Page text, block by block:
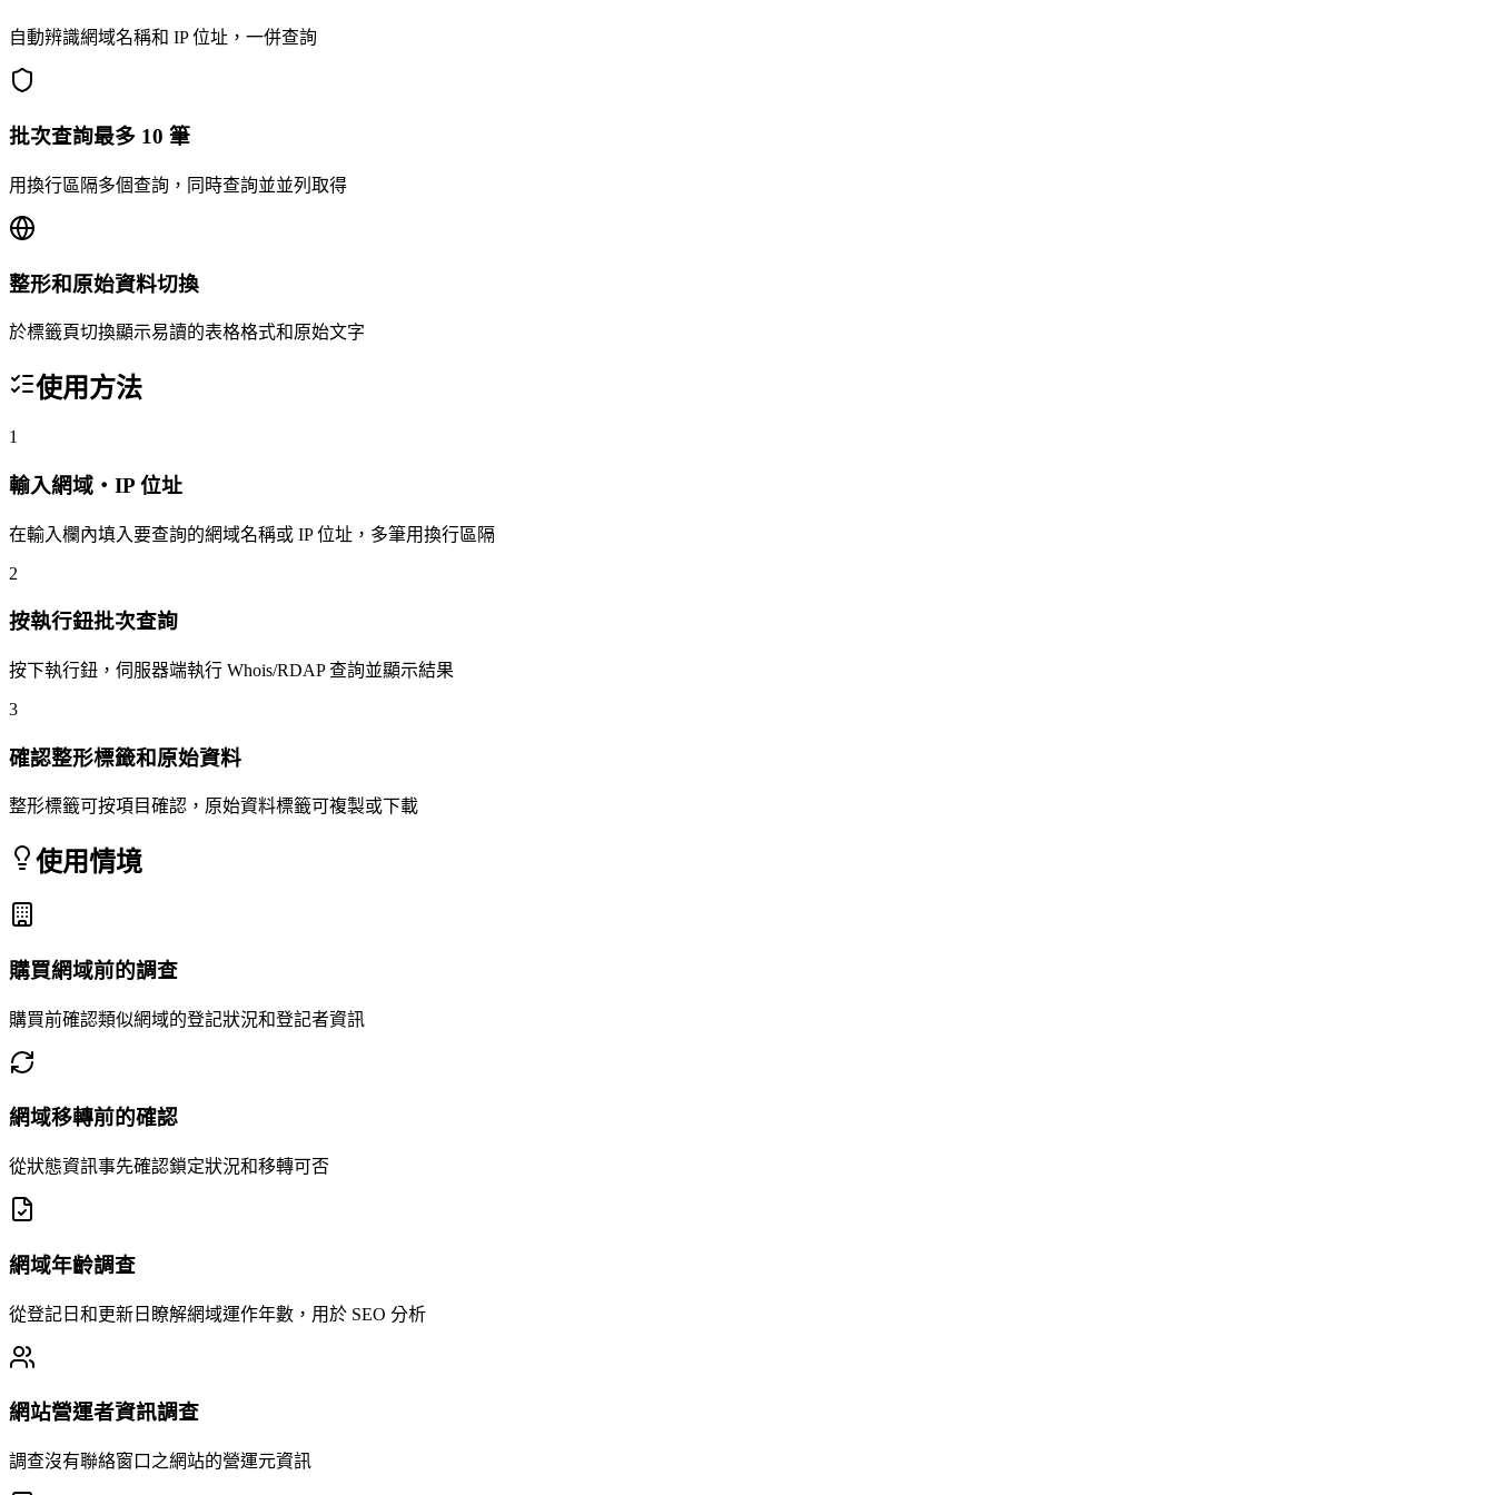
自動辨識網域名稱和 IP 位址，一併查詢
批次查詢最多 10 筆
用換行區隔多個查詢，同時查詢並並列取得
整形和原始資料切換
於標籤頁切換顯示易讀的表格格式和原始文字
使用方法
1
輸入網域・IP 位址
在輸入欄內填入要查詢的網域名稱或 IP 位址，多筆用換行區隔
2
按執行鈕批次查詢
按下執行鈕，伺服器端執行 Whois/RDAP 查詢並顯示結果
3
確認整形標籤和原始資料
整形標籤可按項目確認，原始資料標籤可複製或下載
使用情境
購買網域前的調查
購買前確認類似網域的登記狀況和登記者資訊
網域移轉前的確認
從狀態資訊事先確認鎖定狀況和移轉可否
網域年齡調查
從登記日和更新日瞭解網域運作年數，用於 SEO 分析
網站營運者資訊調查
調查沒有聯絡窗口之網站的營運元資訊